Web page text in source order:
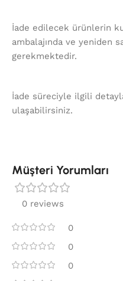
İade edilecek ürünlerin
ambalajında ve yeniden
gerekmektedir.
İade süreciyle ilgili
ulaşabilirsiniz.
Müşteri Yorumları
0 reviews
0
0
0